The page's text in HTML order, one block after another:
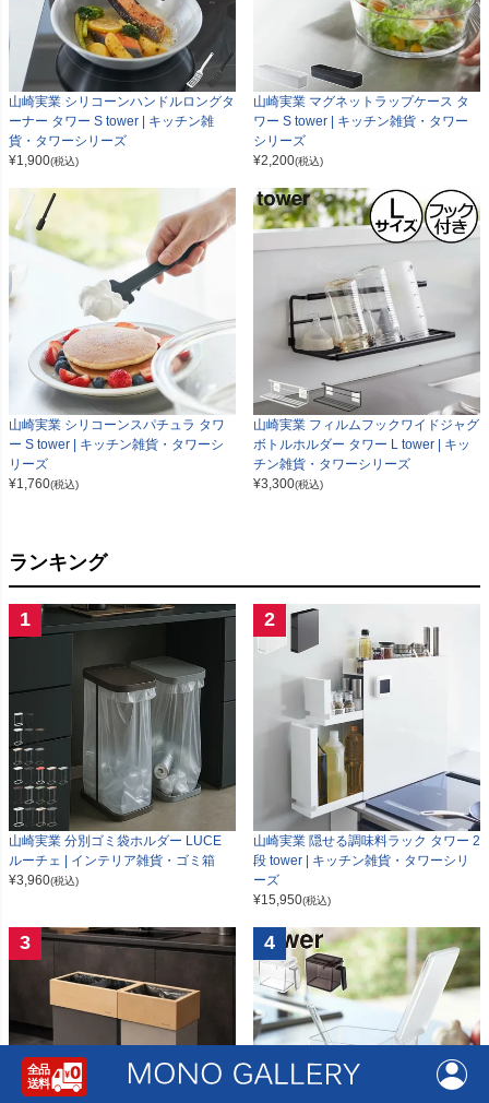
山崎実業 シリコーンハンドルロングタ
ーナー タワー S tower | キッチン雑
貨・タワーシリーズ
¥1,900(税込)
山崎実業 マグネットラップケース タ
ワー S tower | キッチン雑貨・タワー
シリーズ
¥2,200(税込)
山崎実業 シリコーンスパチュラ タワ
ー S tower | キッチン雑貨・タワーシ
リーズ
¥1,760(税込)
山崎実業 フィルムフックワイドジャグ
ボトルホルダー タワー L tower | キッ
チン雑貨・タワーシリーズ
¥3,300(税込)
ランキング
1
山崎実業 分別ゴミ袋ホルダー LUCE
ルーチェ | インテリア雑貨・ゴミ箱
¥3,960(税込)
2
山崎実業 隠せる調味料ラック タワー 2
段 tower | キッチン雑貨・タワーシリ
ーズ
¥15,950(税込)
3 4